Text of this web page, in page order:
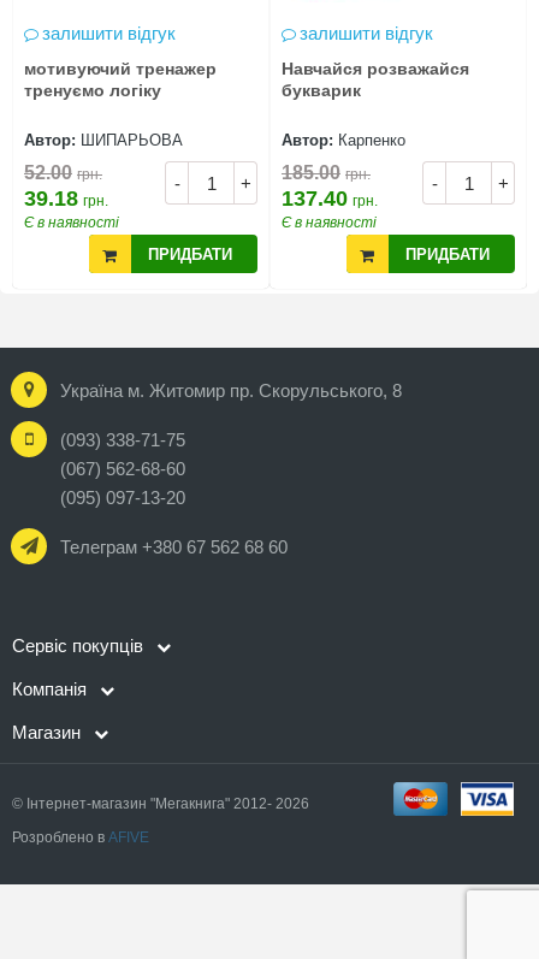
залишити відгук
мотивуючий тренажер
тренуємо логіку
Автор: ШИПАРЬОВА
- +
52.00 грн.
39.18 грн.
Є в наявності
ПРИДБАТИ
залишити відгук
Навчайся розважайся
букварик
Автор: Карпенко
- +
185.00 грн.
137.40 грн.
Є в наявності
ПРИДБАТИ
Україна м. Житомир пр. Скорульського, 8
(093) 338-71-75
(067) 562-68-60
(095) 097-13-20
Телеграм +380 67 562 68 60
Сервіс покупців
Компанія
Магазин
© Інтернет-магазин "Мегакнига" 2012- 2026
Розроблено в AFIVE